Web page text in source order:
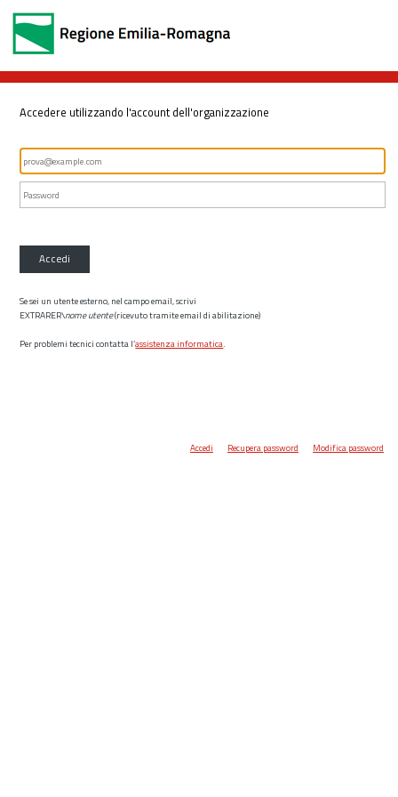
Accedere utilizzando l'account dell'organizzazione
Accedi
Se sei un utente esterno, nel campo email, scrivi
EXTRARER\nome utente(ricevuto tramite email di abilitazione)
Per problemi tecnici contatta l’assistenza informatica.
Accedi Recupera password Modifica password